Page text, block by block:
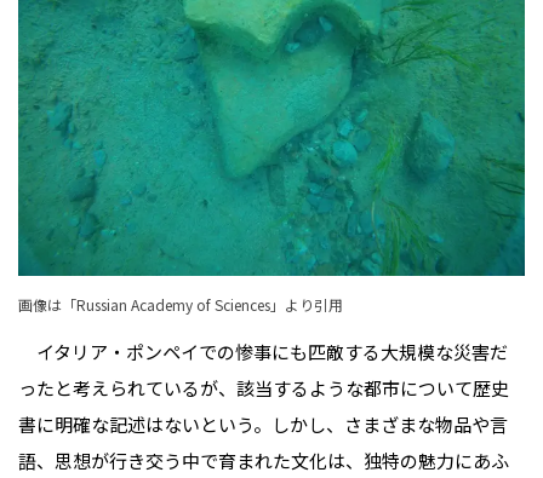
画像は「Russian Academy of Sciences」より引用
イタリア・ポンペイでの惨事にも匹敵する大規模な災害だ
ったと考えられているが、該当するような都市について歴史
書に明確な記述はないという。しかし、さまざまな物品や言
語、思想が行き交う中で育まれた文化は、独特の魅力にあふ